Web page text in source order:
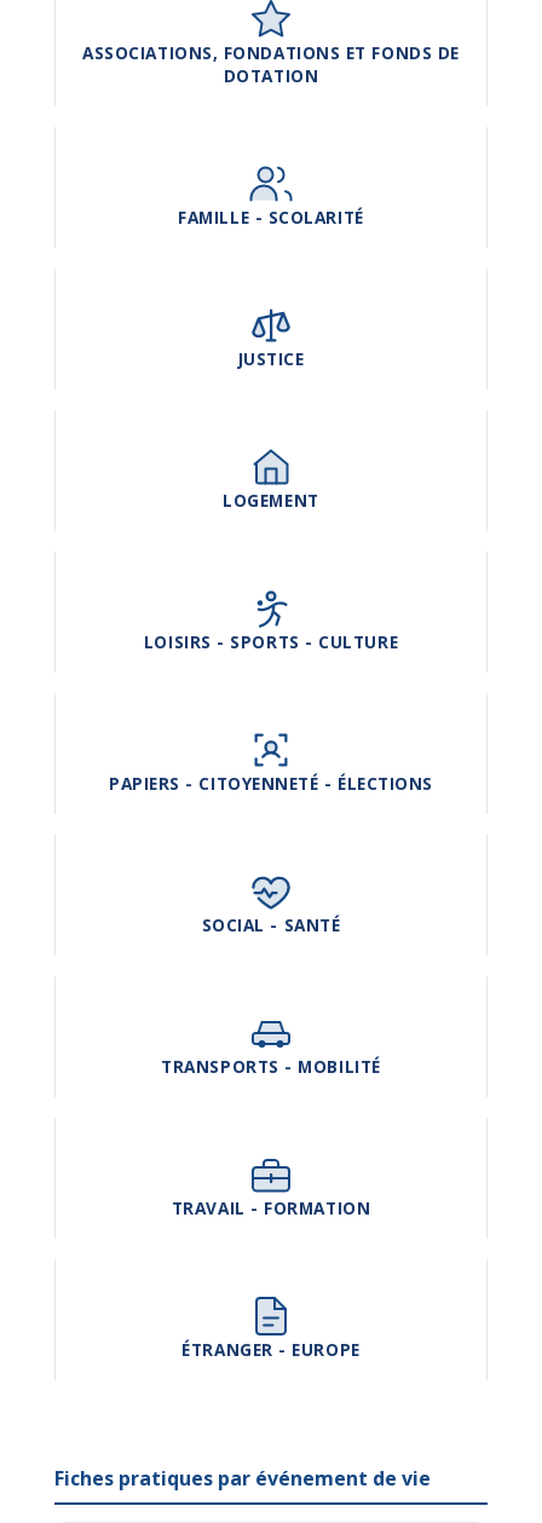
ASSOCIATIONS, FONDATIONS ET FONDS DE
DOTATION
FAMILLE - SCOLARITÉ
JUSTICE
LOGEMENT
LOISIRS - SPORTS - CULTURE
PAPIERS - CITOYENNETÉ - ÉLECTIONS
SOCIAL - SANTÉ
TRANSPORTS - MOBILITÉ
TRAVAIL - FORMATION
ÉTRANGER - EUROPE
Fiches pratiques par événement de vie